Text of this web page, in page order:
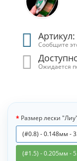
Сообщите
Ожидается
Размер лески
(#0.8) - 0.148мм -
(#1.5) - 0.205мм -